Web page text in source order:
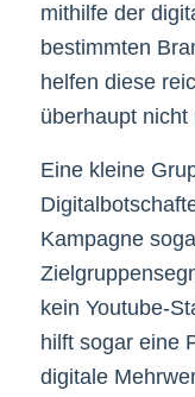
mithilfe der
bestimmten
helfen diese
überhaupt nicht
Eine kleine
Kampagne
kein Youtube-
hilft sogar eine
digitale